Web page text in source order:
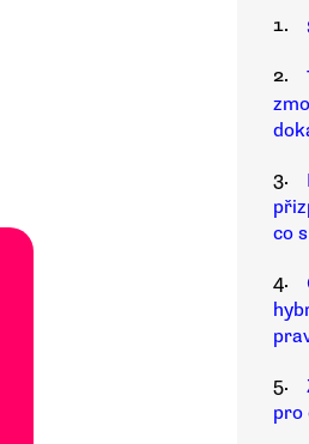
1.
2.
3.
co
4.
5.
pro